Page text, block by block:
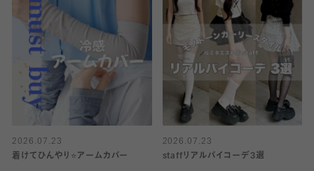
2026.07.23
着けてひんやり⭐️アームカバー
2026.07.23
staffリアルバイコーデ3選